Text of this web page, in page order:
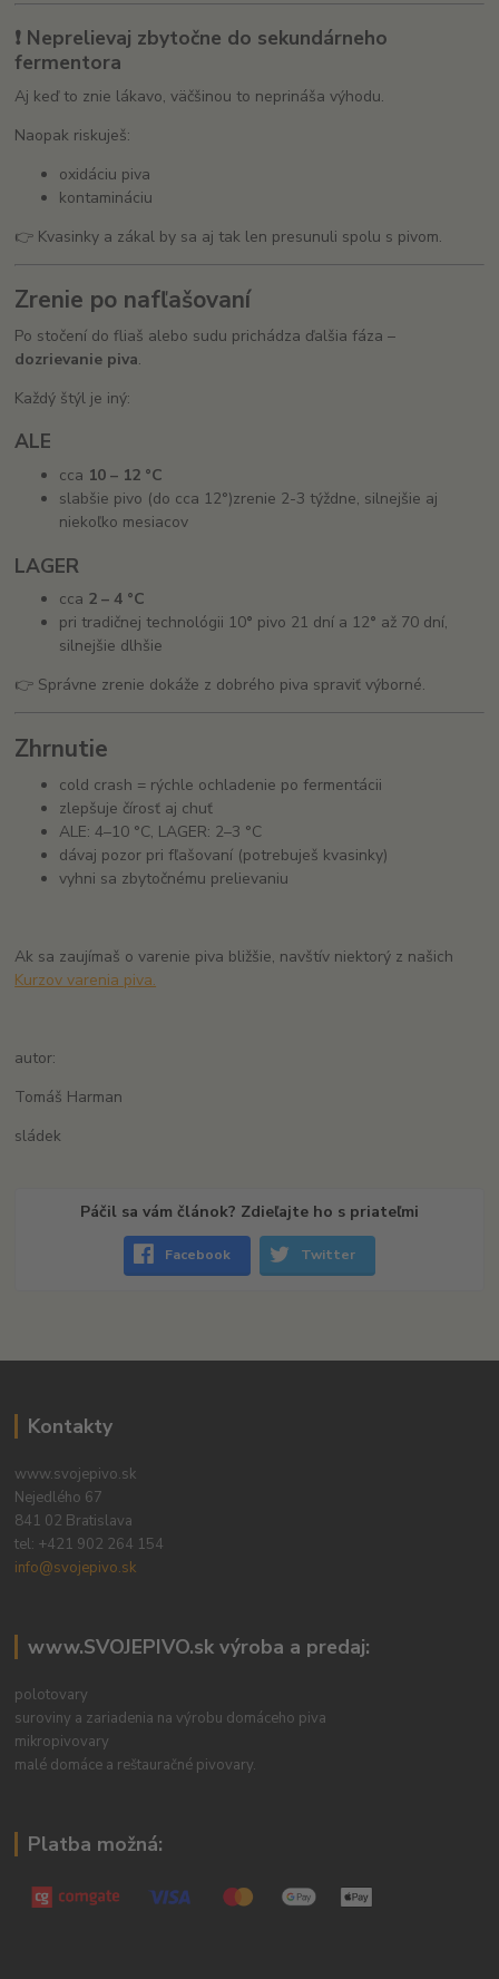
❗ Neprelievaj zbytočne do sekundárneho
fermentora
Aj keď to znie lákavo, väčšinou to neprináša výhodu.
Naopak riskuješ:
oxidáciu piva
kontamináciu
👉 Kvasinky a zákal by sa aj tak len presunuli spolu s pivom.
Zrenie po nafľašovaní
Po stočení do fliaš alebo sudu prichádza ďalšia fáza –
dozrievanie piva.
Každý štýl je iný:
ALE
cca 10 – 12 °C
slabšie pivo (do cca 12°)zrenie 2-3 týždne, silnejšie aj
niekoľko mesiacov
LAGER
cca 2 – 4 °C
pri tradičnej technológii 10° pivo 21 dní a 12° až 70 dní,
silnejšie dlhšie
👉 Správne zrenie dokáže z dobrého piva spraviť výborné.
Zhrnutie
cold crash = rýchle ochladenie po fermentácii
zlepšuje čírosť aj chuť
ALE: 4–10 °C, LAGER: 2–3 °C
dávaj pozor pri fľašovaní (potrebuješ kvasinky)
vyhni sa zbytočnému prelievaniu
Ak sa zaujímaš o varenie piva bližšie, navštív niektorý z našich
Kurzov varenia piva.
autor:
Tomáš Harman
sládek
Páčil sa vám článok? Zdieľajte ho s priateľmi
Facebook Twitter
Kontakty
www.svojepivo.sk
Nejedlého 67
841 02 Bratislava
tel: +421 902 264 154
info@svojepivo.sk
www.SVOJEPIVO.sk výroba a predaj:
polotovary
suroviny a zariadenia na výrobu domáceho piva
mikropivovary
malé domáce a reštauračné pivovary.
Platba možná: